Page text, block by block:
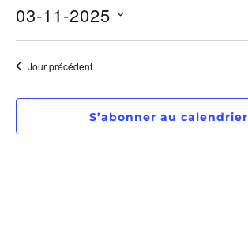
03-11-2025
une
date.Jour précédent
S’abonner au calendrier